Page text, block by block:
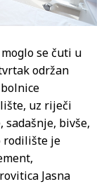
se čuti u
održan
uz riječi
bivše,
rodilište je
Jasna